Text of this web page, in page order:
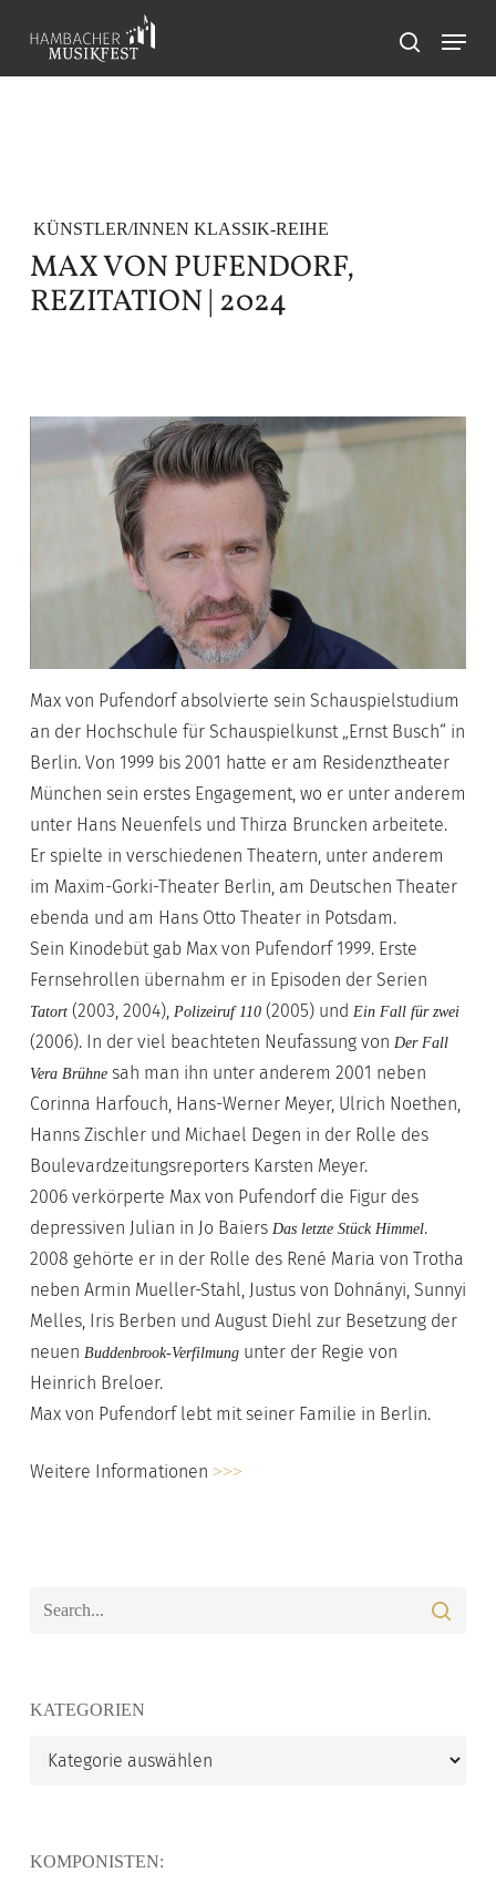
main
search
Menu
KÜNSTLER/INNEN KLASSIK-REIHE
MAX VON PUFENDORF,
REZITATION | 2024
Max von Pufendorf absolvierte sein Schauspielstudium
an der Hochschule für Schauspielkunst „Ernst Busch“ in
Berlin. Von 1999 bis 2001 hatte er am Residenztheater
München sein erstes Engagement, wo er unter anderem
unter Hans Neuenfels und Thirza Bruncken arbeitete.
Er spielte in verschiedenen Theatern, unter anderem
im Maxim-Gorki-Theater Berlin, am Deutschen Theater
ebenda und am Hans Otto Theater in Potsdam.
Sein Kinodebüt gab Max von Pufendorf 1999. Erste
Fernsehrollen übernahm er in Episoden der Serien
Tatort(2003, 2004), Polizeiruf 110(2005) und Ein Fall für zwei
(2006). In der viel beachteten Neufassung von Der Fall
Vera Brühnesah man ihn unter anderem 2001 neben
Corinna Harfouch, Hans-Werner Meyer, Ulrich Noethen,
Hanns Zischler und Michael Degen in der Rolle des
Boulevardzeitungsreporters Karsten Meyer.
2006 verkörperte Max von Pufendorf die Figur des
depressiven Julian in Jo Baiers Das letzte Stück Himmel.
2008 gehörte er in der Rolle des René Maria von Trotha
neben Armin Mueller-Stahl, Justus von Dohnányi, Sunnyi
Melles, Iris Berben und August Diehl zur Besetzung der
neuen Buddenbrook-Verfilmungunter der Regie von
Heinrich Breloer.
Max von Pufendorf lebt mit seiner Familie in Berlin.
Weitere Informationen >>>
KATEGORIEN
KOMPONISTEN: